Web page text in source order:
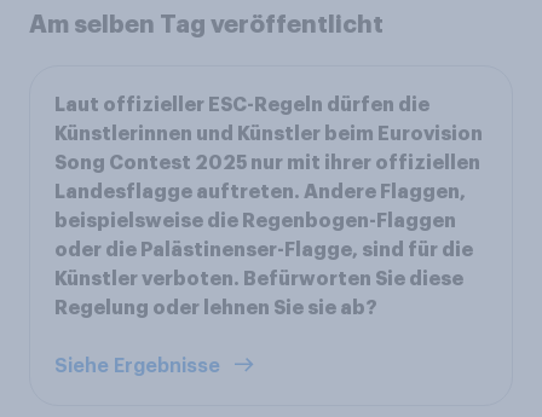
Am selben Tag veröffentlicht
Laut offizieller ESC-Regeln dürfen die
Künstlerinnen und Künstler beim Eurovision
Song Contest 2025 nur mit ihrer offiziellen
Landesflagge auftreten. Andere Flaggen,
beispielsweise die Regenbogen-Flaggen
oder die Palästinenser-Flagge, sind für die
Künstler verboten. Befürworten Sie diese
Regelung oder lehnen Sie sie ab?
Siehe Ergebnisse